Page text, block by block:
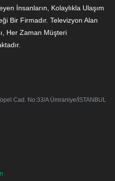
İnsanların, Kolaylıkla Ulaşım
Bir Firmadır. Televizyon Alan
Her Zaman Müşteri
Cad. No:33/A Ümraniye/İSTANBUL